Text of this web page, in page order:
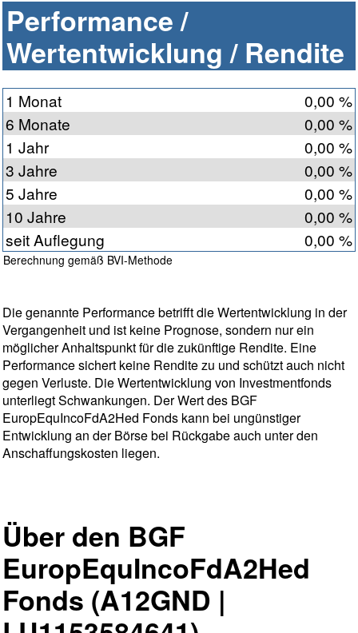
Performance /
Wertentwicklung / Rendite
1 Monat
0,00 %
6 Monate
0,00 %
1 Jahr
0,00 %
3 Jahre
0,00 %
5 Jahre
0,00 %
10 Jahre
0,00 %
seit Auflegung
0,00 %
Berechnung gemäß BVI-Methode
Die genannte Performance betrifft die Wertentwicklung in der
Vergangenheit und ist keine Prognose, sondern nur ein
möglicher Anhaltspunkt für die zukünftige Rendite. Eine
Performance sichert keine Rendite zu und schützt auch nicht
gegen Verluste. Die Wertentwicklung von Investmentfonds
unterliegt Schwankungen. Der Wert des BGF
EuropEquIncoFdA2Hed Fonds kann bei ungünstiger
Entwicklung an der Börse bei Rückgabe auch unter den
Anschaffungskosten liegen.
Über den BGF
EuropEquIncoFdA2Hed
Fonds (A12GND |